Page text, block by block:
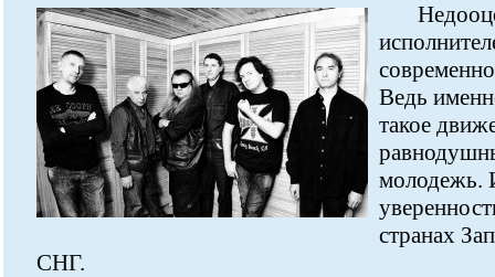
Ведь
такое
молодежь.
странах
СНГ.